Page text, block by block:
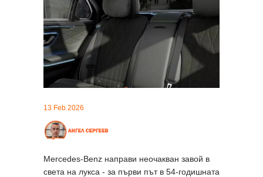
13 Feb 2026
Mercedes-Benz направи неочакван завой в
света на лукса - за първи път в 54-годишната